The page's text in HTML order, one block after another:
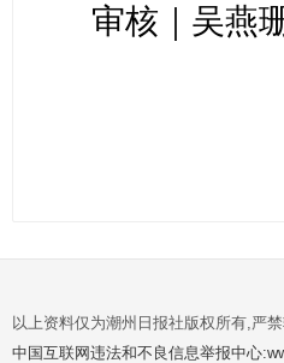
审核｜吴燕
以上资料仅为潮州日报社版权所有,严
中国互联网违法和不良信息举报中心